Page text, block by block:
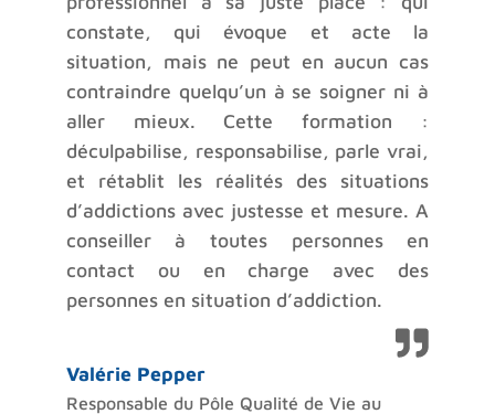
constate, qui évoque et acte la
situation, mais ne peut en aucun cas
contraindre quelqu’un à se soigner ni à
aller mieux. Cette formation :
déculpabilise, responsabilise, parle vrai,
et rétablit les réalités des situations
d’addictions avec justesse et mesure. A
conseiller à toutes personnes en
contact ou en charge avec des
personnes en situation d’addiction.
Valérie Pepper
Responsable du Pôle Qualité de Vie au